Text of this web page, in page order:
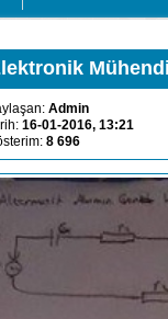
Admin
16-01-2016, 13:21
8 696